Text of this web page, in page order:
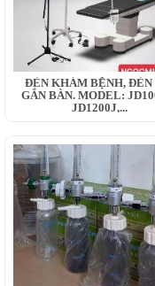
ĐÈN KHÁM BỆNH, ĐÈN
GẮN BÀN. MODEL:
JD1200J,...